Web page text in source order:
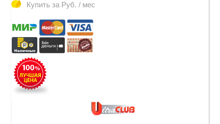
Купить за Руб. / мес